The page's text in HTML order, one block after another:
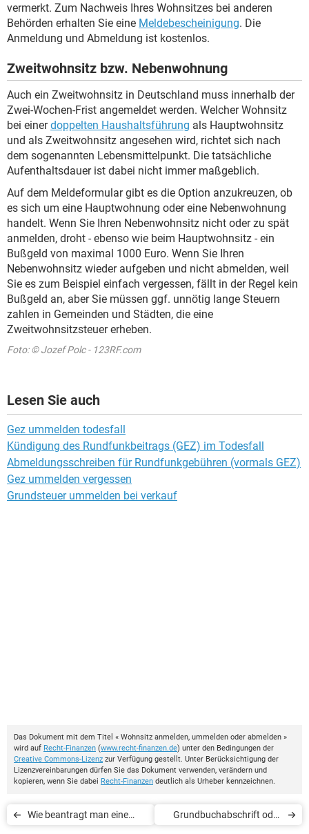
vermerkt. Zum Nachweis Ihres Wohnsitzes bei anderen
Behörden erhalten Sie eine Meldebescheinigung. Die
Anmeldung und Abmeldung ist kostenlos.
Zweitwohnsitz bzw. Nebenwohnung
Auch ein Zweitwohnsitz in Deutschland muss innerhalb der
Zwei-Wochen-Frist angemeldet werden. Welcher Wohnsitz
bei einerdoppelten Haushaltsführung als Hauptwohnsitz
und als Zweitwohnsitz angesehen wird, richtet sich nach
dem sogenannten Lebensmittelpunkt. Die tatsächliche
Aufenthaltsdauer ist dabei nicht immer maßgeblich.
Auf dem Meldeformular gibt es die Option anzukreuzen, ob
es sich um eine Hauptwohnung oder eine Nebenwohnung
handelt. Wenn Sie Ihren Nebenwohnsitz nicht oder zu spät
anmelden, droht - ebenso wie beim Hauptwohnsitz - ein
Bußgeld von maximal 1000 Euro. Wenn Sie Ihren
Nebenwohnsitz wieder aufgeben und nicht abmelden, weil
Sie es zum Beispiel einfach vergessen, fällt in der Regel kein
Bußgeld an, aber Sie müssen ggf. unnötig lange Steuern
zahlen in Gemeinden und Städten, die eine
Zweitwohnsitzsteuer erheben.
Foto: © Jozef Polc - 123RF.com
Lesen Sie auch
Gez ummelden todesfall
Kündigung des Rundfunkbeitrags (GEZ) im Todesfall
Abmeldungsschreiben für Rundfunkgebühren (vormals GEZ)
Gez ummelden vergessen
Grundsteuer ummelden bei verkauf
Das Dokument mit dem Titel « Wohnsitz anmelden, ummelden oder abmelden »
wird auf Recht-Finanzen (www.recht-finanzen.de) unter den Bedingungen der
Creative Commons-Lizenz zur Verfügung gestellt. Unter Berücksichtigung der
Lizenzvereinbarungen dürfen Sie das Dokument verwenden, verändern und
kopieren, wenn Sie dabei Recht-Finanzen deutlich als Urheber kennzeichnen.
Wie beantragt man eine
Grundbuchabschrift oder